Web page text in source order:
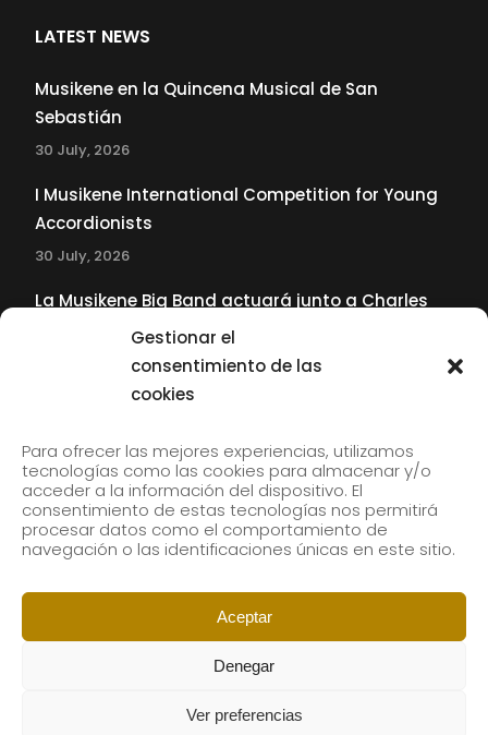
Gestionar el
consentimiento de las
cookies
Para ofrecer las mejores experiencias, utilizamos
tecnologías como las cookies para almacenar y/o
acceder a la información del dispositivo. El
consentimiento de estas tecnologías nos permitirá
procesar datos como el comportamiento de
navegación o las identificaciones únicas en este sitio.
Aceptar
Denegar
Ver preferencias
LATEST NEWS
Musikene en la Quincena Musical de San
Sebastián
30 July, 2026
I Musikene International Competition for Young
Accordionists
30 July, 2026
La Musikene Big Band actuará junto a Charles
Tolliver en el 61 Jazzaldia
Subscribe to our newsletter to receive our news by
email.